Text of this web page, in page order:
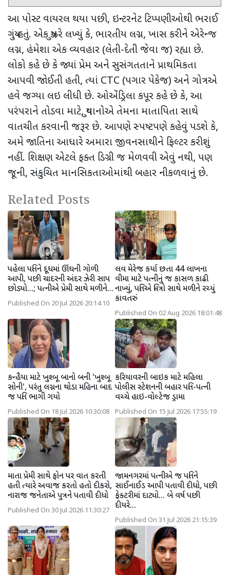
આ પોસ્ટ વાયરલ થયા પછી, ઇન્ટરનેટ ટિપ્પણીઓથી ભરાઈ
ગયું હતું. એક યુઝરે લખ્યું કે, ભારતીય લગ્ન, ખાસ કરીને એરેન્જ
લગ્ન, હંમેશા એક વ્યવહાર (લેતી-દેતી જેવા જ) રહ્યા છે.
લોકો કહે છે કે જ્યાં પ્રેમ અને સુસંગતતાને પ્રાથમિકતા
આપવી જોઈતી હતી, ત્યાં CTC (પગાર પેકેજ) અને ગોત્રએ
હવે જગ્યા લઇ લીધી છે. ઓએંડ્રિલા કપૂર કહે છે કે, આ
પરંપરાને તોડવા માટે,યુવાનોએ તેમના માતાપિતા સાથે
વાતચીત કરવાની જરૂર છે. આપણે સ્પષ્ટપણે કહેવું પડશે કે,
અમે જાતિના આધારે અમારા જીવનસાથીને ફિલ્ટર કરીશું
નહીં. શિક્ષણ એટલે ફક્ત ડિગ્રી જ મેળવવી એવું નથી, પણ
જૂની, સંકુચિત માનસિકતાઓમાંથી બહાર નીકળવાનું છે.
Related Posts
પહેલા પતિને દૂધમાં ઊંઘની ગોળી
આપી, પછી ચાદરની અંદર ઝેરી સાપ
છોડ્યો...; પત્નીએ પ્રેમી સાથે મળીને...
Published On 20 Jul 2026 20:14:10
લવ મેરેજ કર્યા છતા 44 લાખના
વીમા માટે પત્નીનું જ કાસળ કાઢી
નાખ્યું, પતિએ મિત્રો સાથે મળીને રચ્યું
કાવતરું
Published On 02 Aug 2026 18:01:48
કન્હૈયા માટે ખુશ્બૂ બાનો બની 'ખુશ્બૂ
સોની', પરંતુ લગ્નના થોડા મહિના બાદ
જ પતિ ભાગી ગયો
Published On 18 Jul 2026 10:30:08
કરિયાવરની બાઇક માટે મહિલા
પોલીસ સ્ટેશનની બહાર પતિ-પત્ની
વચ્ચે હાઇ-વોલ્ટેજ ડ્રામા
Published On 15 Jul 2026 17:55:19
માતા પ્રેમી સાથે ફોન પર વાત કરતી
હતી ત્યારે અવાજ કરતો હતો દીકરો,
નારાજ જનેતાએ પુત્રને પતાવી દીધો
Published On 30 Jul 2026 11:30:27
જામનગરમાં પત્નીએ જ પતિને
સાઈનાઈડ આપી પતાવી દીધો, પછી
ફેક્ટરીમાં દાટ્યો... બે વર્ષ પછી
દીયરે...
Published On 31 Jul 2026 21:15:39